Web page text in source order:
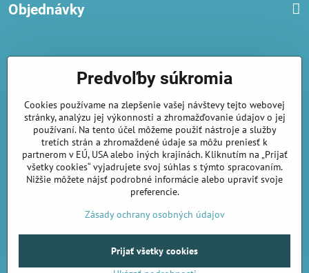
Objednávky
Podmienky ochrany osobných údajov
Náklady na dodání a doba dodání
Veľkoobchod- značka Gaira®
AmiraShop je registrovaný na Puncovom úrade.
Puncové značkysú k nahliadnuttu.
amirashop.cz/
©2026Copyright
Predvoľby súkromiaZásady ochrany osobných údajov
Predvoľby súkromia
Cookies používame na zlepšenie vašej návštevy tejto webovej
stránky, analýzu jej výkonnosti a zhromažďovanie údajov o jej
používaní. Na tento účel môžeme použiť nástroje a služby
tretích strán a zhromaždené údaje sa môžu preniesť k
partnerom v EÚ, USA alebo iných krajinách. Kliknutím na „Prijať
všetky cookies“ vyjadrujete svoj súhlas s týmto spracovaním.
Nižšie môžete nájsť podrobné informácie alebo upraviť svoje
preferencie.
Zásady ochrany osobných údajov
Prijať všetky cookies